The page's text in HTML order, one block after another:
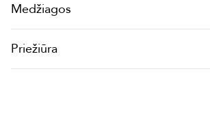
Medžiagos
Priežiūra